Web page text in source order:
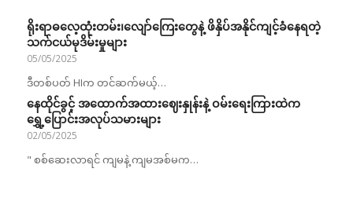
ရိုးရာဓလေ့ထုံးတမ်း၊လျော်ကြေးတွေနဲ့ ဖိနှိပ်အနိုင်ကျင့်ခံနေရတဲ့
သက်ငယ်မုဒိမ်းမှုများ
05/05/2025
ဒီတစ်ပတ် HIက တင်ဆက်မယ့်…
နေထိုင်ခွင့် အထောက်အထားဈေးနှုန်းနဲ့ ဝမ်းရေးကြားထဲက
ရွှေ့ပြောင်းအလုပ်သမားများ
02/05/2025
" စစ်ဆေးလာရင် ကျမနဲ့ ကျမအစ်မက…